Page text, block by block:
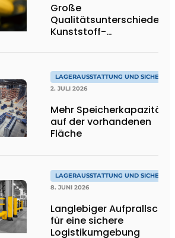
Große
Qualitätsunterschiede
Kunststoff-
LAGERAUSSTATTUNG UND
2. JULI 2026
Mehr Speicherkapazität
auf der vorhandenen
Fläche
LAGERAUSSTATTUNG UND
8. JUNI 2026
Langlebiger
für eine sichere
Logistikumgebung